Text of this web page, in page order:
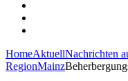
HomeAktuellNachrichten
RegionMainz